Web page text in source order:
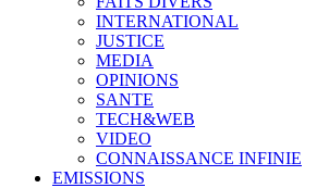
INTERNATIONAL
JUSTICE
MEDIA
OPINIONS
SANTE
TECH&WEB
VIDEO
CONNAISSANCE INFINIE
EMISSIONS